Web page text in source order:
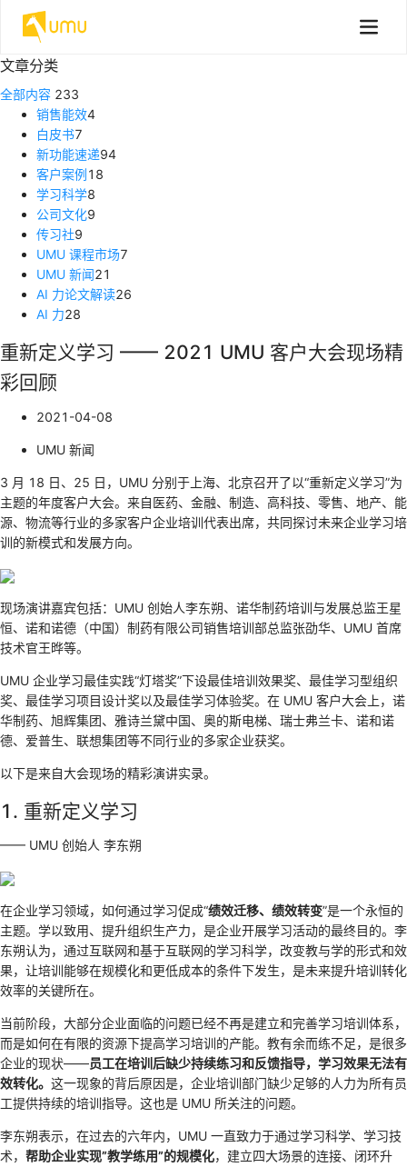
文章分类
全部内容 233
销售能效4
白皮书7
新功能速递94
客户案例18
学习科学8
公司文化9
传习社9
UMU 课程市场7
UMU 新闻21
AI 力论文解读26
AI 力28
重新定义学习 —— 2021 UMU 客户大会现场精
彩回顾
2021-04-08
UMU 新闻
3 月 18 日、25 日，UMU 分别于上海、北京召开了以“重新定义学习”为
主题的年度客户大会。来自医药、金融、制造、高科技、零售、地产、能
源、物流等行业的多家客户企业培训代表出席，共同探讨未来企业学习培
训的新模式和发展方向。
现场演讲嘉宾包括：UMU 创始人李东朔、诺华制药培训与发展总监王星
恒、诺和诺德（中国）制药有限公司销售培训部总监张劭华、UMU 首席
技术官王晔等。
UMU 企业学习最佳实践“灯塔奖”下设最佳培训效果奖、最佳学习型组织
奖、最佳学习项目设计奖以及最佳学习体验奖。在 UMU 客户大会上，诺
华制药、旭辉集团、雅诗兰黛中国、奥的斯电梯、瑞士弗兰卡、诺和诺
德、爱普生、联想集团等不同行业的多家企业获奖。
以下是来自大会现场的精彩演讲实录。
1. 重新定义学习
—— UMU 创始人 李东朔
在企业学习领域，如何通过学习促成“绩效迁移、绩效转变”是一个永恒的
主题。学以致用、提升组织生产力，是企业开展学习活动的最终目的。李
东朔认为，通过互联网和基于互联网的学习科学，改变教与学的形式和效
果，让培训能够在规模化和更低成本的条件下发生，是未来提升培训转化
效率的关键所在。
当前阶段，大部分企业面临的问题已经不再是建立和完善学习培训体系，
而是如何在有限的资源下提高学习培训的产能。教有余而练不足，是很多
企业的现状——员工在培训后缺少持续练习和反馈指导，学习效果无法有
效转化。 这一现象的背后原因是，企业培训部门缺少足够的人力为所有员
工提供持续的培训指导。这也是 UMU 所关注的问题。
李东朔表示，在过去的六年内，UMU 一直致力于通过学习科学、学习技
术， 帮助企业实现”教学练用”的规模化，建立四大场景的连接、闭环升